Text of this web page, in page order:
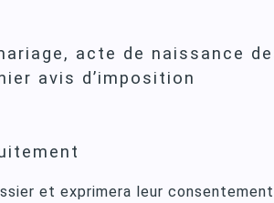
acte de naissance
avis d’imposition
et exprimera leur